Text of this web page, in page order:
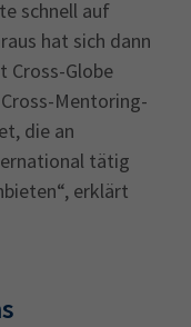
schnell auf
hat sich dann
Cross-Globe
Mentoring-
die an
tätig
erklärt